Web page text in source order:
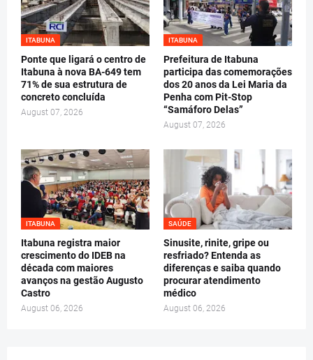
ITABUNA
Ponte que ligará o centro de
Itabuna à nova BA-649 tem
71% de sua estrutura de
concreto concluída
August 07, 2026
ITABUNA
Prefeitura de Itabuna
participa das comemorações
dos 20 anos da Lei Maria da
Penha com Pit-Stop
“Samáforo Delas”
August 07, 2026
ITABUNA
Itabuna registra maior
crescimento do IDEB na
década com maiores
avanços na gestão Augusto
Castro
August 06, 2026
SAÚDE
Sinusite, rinite, gripe ou
resfriado? Entenda as
diferenças e saiba quando
procurar atendimento
médico
August 06, 2026